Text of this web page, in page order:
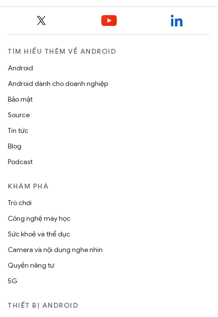
TÌM HIỂU THÊM VỀ ANDROID
Android
Android dành cho doanh nghiệp
Bảo mật
Source
Tin tức
Blog
Podcast
KHÁM PHÁ
Trò chơi
Công nghệ máy học
Sức khoẻ và thể dục
Camera và nội dung nghe nhìn
Quyền riêng tư
5G
THIẾT BỊ ANDROID